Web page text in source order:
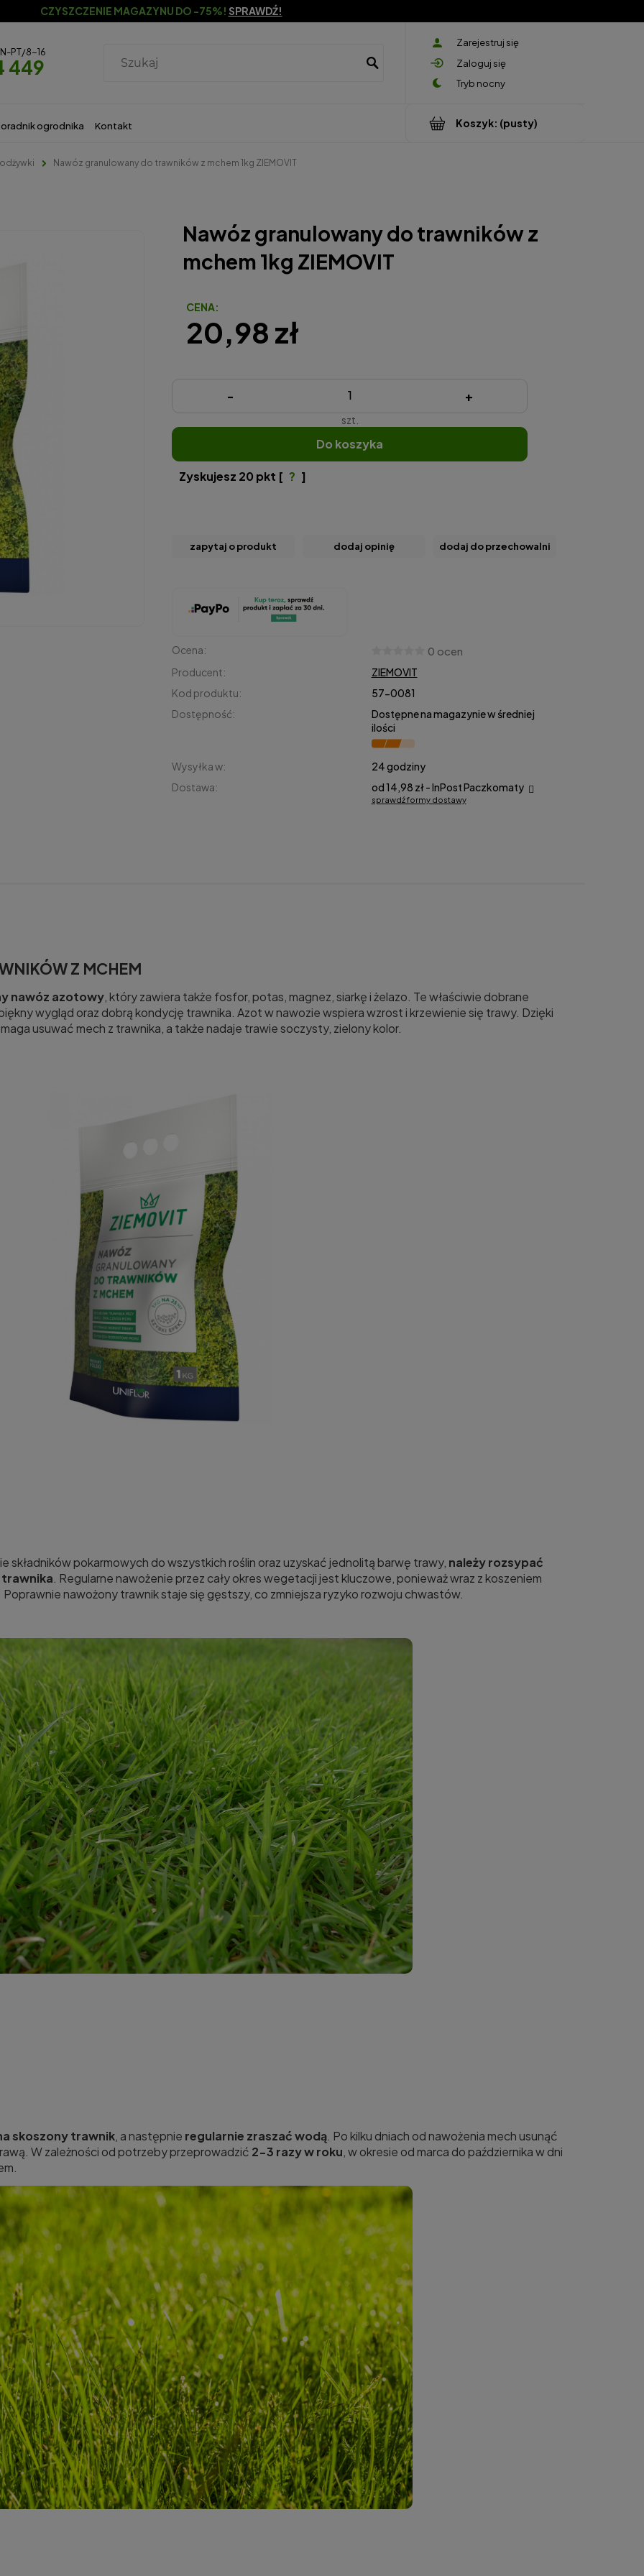
CZYSZCZENIE MAGAZYNU DO -75%! SPRAWDŹ!
Zarejestruj się
Zaloguj się
PT/8-16
449
Koszyk: (pusty)
ogrodnika Kontakt
Nawóz granulowany do trawników z mchem 1kg ZIEMOVIT
Nawóz granulowany do trawników z
mchem 1kg ZIEMOVIT
Ocena: 0 ocen
Producent:
ZIEMOVIT
Kod produktu:
57-0081
Dostępność:
Dostępne na magazynie w średniej
ilości
Wysyłka w:
24 godziny
Dostawa:
od 14,98 zł- InPost Paczkomaty
sprawdź formy dostawy
CENA:
20,98 zł
- +
szt.
do koszyka
Zyskujesz 20 pkt [ ? ]
zapytaj o produkt dodaj opinię dodaj do przechowalni
Z MCHEM
nawóz azotowy, który zawiera także fosfor, potas, magnez, siarkę i żelazo. Te właściwie dobrane
wygląd oraz dobrą kondycję trawnika. Azot w nawozie wspiera wzrost i krzewienie się trawy. Dzięki
usuwać mech z trawnika, a także nadaje trawie soczysty, zielony kolor.
pokarmowych do wszystkich roślin oraz uzyskać jednolitą barwę trawy, należy rozsypać
trawnika. Regularne nawożenie przez cały okres wegetacji jest kluczowe, ponieważ wraz z koszeniem
nawożony trawnik staje się gęstszy, co zmniejsza ryzyko rozwoju chwastów.
skoszony trawnik, a następnie regularnie zraszać wodą. Po kilku dniach od nawożenia mech usunąć
W zależności od potrzeby przeprowadzić 2-3 razy w roku, w okresie od marca do października w dni